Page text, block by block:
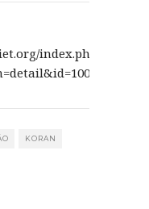
index.php?
KORAN